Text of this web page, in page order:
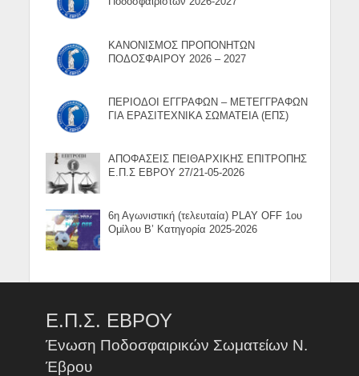
ΚΑΝΟΝΙΣΜΟΣ ΠΡΟΠΟΝΗΤΩΝ
ΠΟΔΟΣΦΑΙΡΟΥ 2026 – 2027
ΠΕΡΙΟΔΟΙ ΕΓΓΡΑΦΩΝ – ΜΕΤΕΓΓΡΑΦΩΝ
ΓΙΑ ΕΡΑΣΙΤΕΧΝΙΚΑ ΣΩΜΑΤΕΙΑ (ΕΠΣ)
ΑΠΟΦΑΣΕΙΣ ΠΕΙΘΑΡΧΙΚΗΣ ΕΠΙΤΡΟΠΗΣ
Ε.Π.Σ ΕΒΡΟΥ 27/21-05-2026
6η Αγωνιστική (τελευταία) PLAY OFF 1ου
Ομίλου Β’ Κατηγορία 2025-2026
Ε.Π.Σ. ΕΒΡΟΥ
Ένωση Ποδοσφαιρικών Σωματείων Ν.
Έβρου